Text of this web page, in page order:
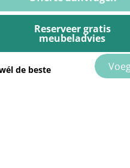
Reserveer gratis
meubeladvies
de beste